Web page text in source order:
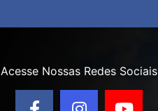
Acesse Nossas Redes Sociais